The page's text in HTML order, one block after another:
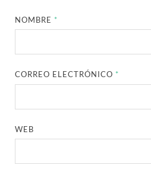
NOMBRE *
CORREO ELECTRÓNICO *
WEB